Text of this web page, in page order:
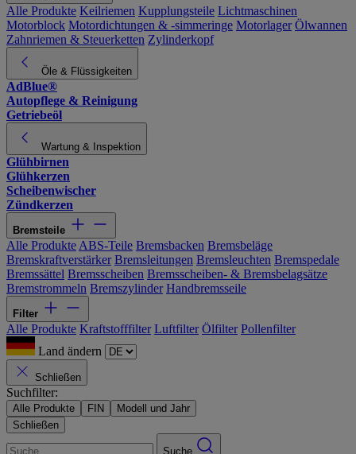
Alle Produkte Keilriemen Kupplungsteile Lichtmaschinen
Motorblock Motordichtungen & -simmeringe Motorlager Ölwannen
Zahnriemen & Steuerketten Zylinderkopf
Öle & Flüssigkeiten
AdBlue®
Autopflege & Reinigung
Getriebeöl
Wartung & Inspektion
Glühbirnen
Glühkerzen
Scheibenwischer
Zündkerzen
Bremsteile
Alle Produkte ABS-Teile Bremsbacken Bremsbeläge
Bremskraftverstärker Bremsleitungen Bremsleuchten Bremspedale
Bremssättel Bremsscheiben Bremsscheiben- & Bremsbelagsätze
Bremstrommeln Bremszylinder Handbremsseile
Filter
Alle Produkte Kraftstofffilter Luftfilter Ölfilter Pollenfilter
Land ändern
Schließen
Suchfilter:
Alle Produkte FIN
Modell und Jahr
Schließen
Suche